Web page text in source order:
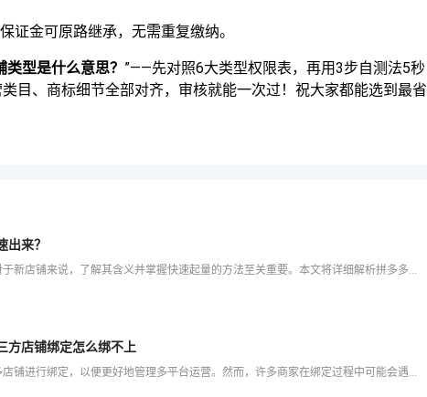
证金可原路继承，无需重复缴纳。
型是什么意思？ ”——先对照6大类型权限表，再用3步自测法5秒
目、商标细节全部对齐，审核就能一次过！祝大家都能选到最省
来？
拼多多领航员是衡量店铺综合服务能力的重要指标，对于新店铺来说，了解其含义并掌握快速起量的方法至关重要。本文将详细解析拼多多领航员的定义、作用以及新店铺如何快速提升销量。 1. 拼多多领航员的
方店铺绑定怎么绑不上
在拼多多平台上，商家有时需要将第三方店铺与拼多多店铺进行绑定，以便更好地管理多平台运营。然而，许多商家在绑定过程中可能会遇到各种问题，导致绑定失败。本文将为你详细解答拼多多第三方店铺绑定的含义、操作步